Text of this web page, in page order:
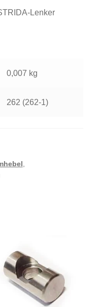
Lenker
0,007 kg
262 (262-1)
,